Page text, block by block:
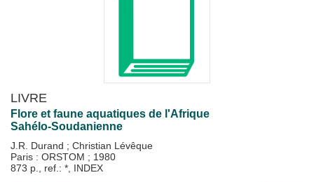
LIVRE
Flore et faune aquatiques de l'Afrique
Sahélo-Soudanienne
J.R. Durand ; Christian Lévêque
Paris : ORSTOM ; 1980
873 p., ref.: *, INDEX